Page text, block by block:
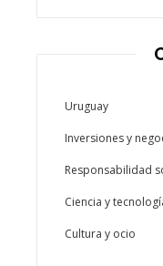
Uruguay
Inversiones y
Responsabilidad
Ciencia y
Cultura y ocio